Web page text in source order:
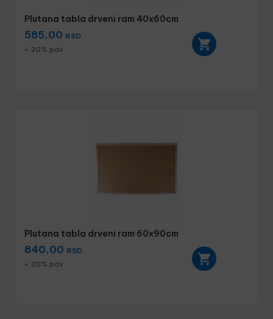
Plutana tabla drveni ram 40x60cm
585,00 RSD
+ 20% pdv
Plutana tabla drveni ram 60x90cm
840,00 RSD
+ 20% pdv